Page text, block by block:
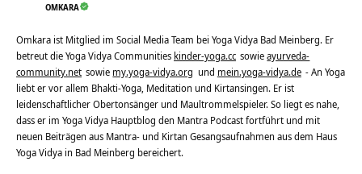
OMKARA
Omkara ist Mitglied im Social Media Team bei Yoga Vidya Bad Meinberg. Er
betreut die Yoga Vidya Communities kinder-yoga.cc sowieayurveda-
community.net sowie my.yoga-vidya.org und mein.yoga-vidya.de - An Yoga
liebt er vor allem Bhakti-Yoga, Meditation und Kirtansingen. Er ist
leidenschaftlicher Obertonsänger und Maultrommelspieler. So liegt es nahe,
dass er im Yoga Vidya Hauptblog den Mantra Podcast fortführt und mit
neuen Beiträgen aus Mantra- und Kirtan Gesangsaufnahmen aus dem Haus
Yoga Vidya in Bad Meinberg bereichert.